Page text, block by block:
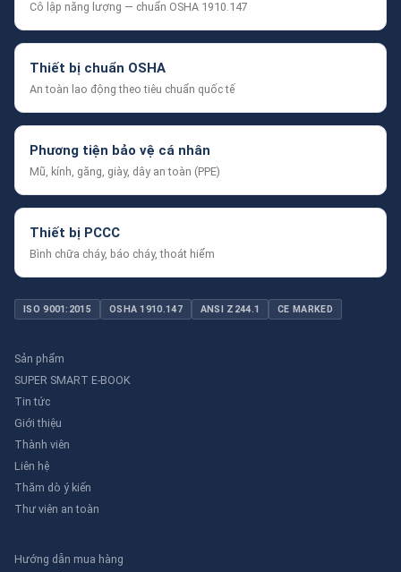
Cô lập năng lượng — chuẩn OSHA 1910.147
Thiết bị chuẩn OSHA
An toàn lao động theo tiêu chuẩn quốc tế
Phương tiện bảo vệ cá nhân
Mũ, kính, găng, giày, dây an toàn (PPE)
Thiết bị PCCC
Bình chữa cháy, báo cháy, thoát hiểm
ISO 9001:2015 OSHA 1910.147 ANSI Z244.1 CE MARKED
Sản phẩm
SUPER SMART E-BOOK
Tin tức
Giới thiệu
Thành viên
Liên hệ
Thăm dò ý kiến
Thư viên an toàn
Hướng dẫn mua hàng